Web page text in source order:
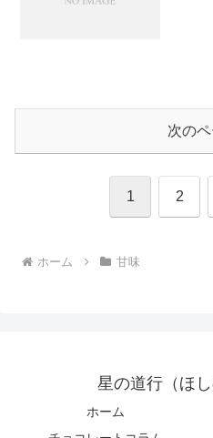
次の
1 2
ホーム 甘味
星の道行（ほし
ホーム